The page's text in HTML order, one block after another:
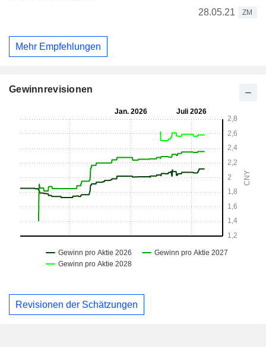
28.05.21
ZM
Mehr Empfehlungen
Gewinnrevisionen
Revisionen der Schätzungen